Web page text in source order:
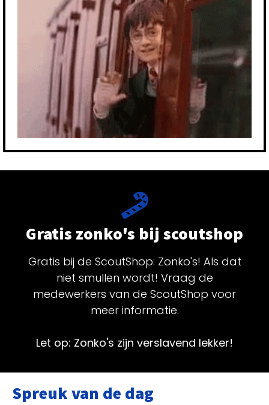
Gratis zonko's bij scoutshop
Gratis bij de ScoutShop: Zonko's! Als dat
niet smullen wordt! Vraag de
medewerkers van de ScoutShop voor
meer informatie.
Let op: Zonko's zijn verslavend lekker!
Spreuk van de dag